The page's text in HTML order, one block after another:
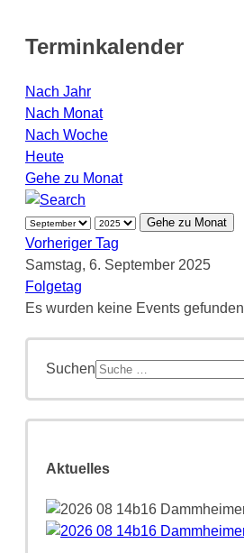
Terminkalender
Nach Jahr
Nach Monat
Nach Woche
Heute
Gehe zu Monat
Gehe zu Monat
Vorheriger Tag
Samstag, 6. September 2025
Folgetag
Es wurden keine Events gefunden
Suchen
Aktuelles